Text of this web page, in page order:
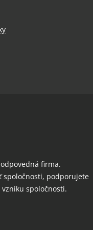
firma.
spoločnosti, podporujete
spoločnosti.